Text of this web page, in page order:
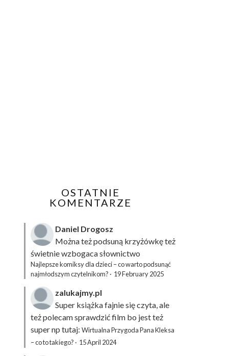
OSTATNIE
KOMENTARZE
Daniel Drogosz
Można też podsuną krzyżówkęteż
świetnie wzbogaca słownictwo
Najlepsze komiksy dla dzieci – co warto podsunąć
najmłodszym czytelnikom? · 19 February 2025
zalukajmy.pl
Super książka fajnie się czyta, ale
też polecam sprawdzić film bo jest też
super np tutaj: Wirtualna Przygoda Pana Kleksa
– co to takiego? · 15 April 2024